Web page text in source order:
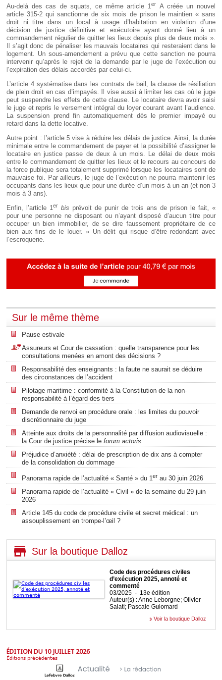
Au-delà des cas de squats, ce même article 1er A créée un nouvel
article 315-2 qui sanctionne de six mois de prison le maintien « sans
droit ni titre dans un local à usage d’habitation en violation d’une
décision de justice définitive et exécutoire ayant donné lieu à un
commandement régulier de quitter les lieux depuis plus de deux mois ».
Il s’agit donc de pénaliser les mauvais locataires qui resteraient dans le
logement. Un sous-amendement a prévu que cette sanction ne pourra
intervenir qu’après le rejet de la demande par le juge de l’exécution ou
l’expiration des délais accordés par celui-ci.
L’article 4 systématise dans les contrats de bail, la clause de résiliation
de plein droit en cas d’impayés. Il vise aussi à limiter les cas où le juge
peut suspendre les effets de cette clause. Le locataire devra avoir saisi
le juge et repris le versement intégral du loyer courant avant l’audience.
La suspension prend fin automatiquement dès le premier impayé ou
retard dans la dette locative.
Autre point : l’article 5 vise à réduire les délais de justice. Ainsi, la durée
minimale entre le commandement de payer et la possibilité d’assigner le
locataire en justice passe de deux à un mois. Le délai de deux mois
entre le commandement de quitter les lieux et le recours au concours de
la force publique sera totalement supprimé lorsque les locataires sont de
mauvaise foi. Par ailleurs, le juge de l’exécution ne pourra maintenir les
occupants dans les lieux que pour une durée d’un mois à un an (et non 3
mois à 3 ans).
Enfin, l’article 1 er bis prévoit de punir de trois ans de prison le fait, «
pour une personne ne disposant ou n’ayant disposé d’aucun titre pour
occuper un bien immobilier, de se dire faussement propriétaire de ce
bien aux fins de le louer. » Un délit qui risque d’être redondant avec
l’escroquerie.
Sur le même thème
Pause estivale
Assureurs et Cour de cassation : quelle transparence pour les
consultations menées en amont des décisions ?
Responsabilité des enseignants : la faute ne saurait se déduire
des circonstances de l’accident
Pilotage maritime : conformité à la Constitution de la non-
responsabilité à l’égard des tiers
Demande de renvoi en procédure orale : les limites du pouvoir
discrétionnaire du juge
Atteinte aux droits de la personnalité par diffusion audiovisuelle :
la Cour de justice précise le forum actoris
Préjudice d’anxiété : délai de prescription de dix ans à compter
de la consolidation du dommage
Panorama rapide de l’actualité « Santé » du 1er au 30 juin 2026
Panorama rapide de l’actualité « Civil » de la semaine du 29 juin
2026
Article 145 du code de procédure civile et secret médical : un
assouplissement en trompe-l’œil ?
Sur la boutique Dalloz
Code des procédures civiles
d’exécution 2025, annoté et
commenté
03/2025 - 13e édition
Auteur(s) : Anne Leborgne; Olivier
Salati; Pascale Guiomard
Voir la boutique Dalloz
ÉDITION DU 10 JUILLET 2026
Éditions précédentes